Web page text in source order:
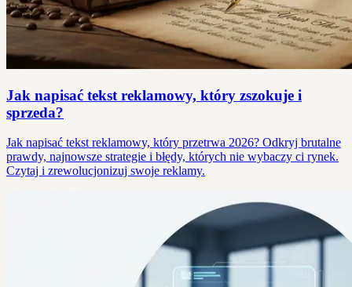
Jak napisać tekst reklamowy, który zszokuje i
sprzeda?
Jak napisać tekst reklamowy, który przetrwa 2026? Odkryj brutalne
prawdy, najnowsze strategie i błędy, których nie wybaczy ci rynek.
Czytaj i zrewolucjonizuj swoje reklamy.